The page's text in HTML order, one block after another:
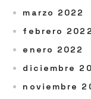
marzo 2022
febrero 2022
enero 2022
diciembre
noviembre